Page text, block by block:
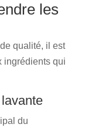
les
qualité, il est
ingrédients qui
du